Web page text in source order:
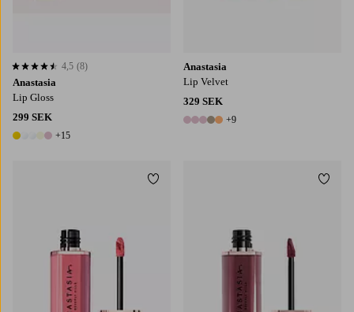
Anastasia
Lip Gloss
299 SEK
20 färger
+15
4,5 baserat på 8 st betyg
4,5 (8)
Anastasia
Lip Velvet
329 SEK
14 färger
+9
Lägg till i favoriter